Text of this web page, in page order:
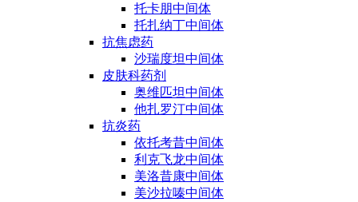
托卡朋中间体
托扎纳丁中间体
抗焦虑药
沙瑞度坦中间体
皮肤科药剂
奥维匹坦中间体
他扎罗汀中间体
抗炎药
依托考昔中间体
利克飞龙中间体
美洛昔康中间体
美沙拉嗪中间体